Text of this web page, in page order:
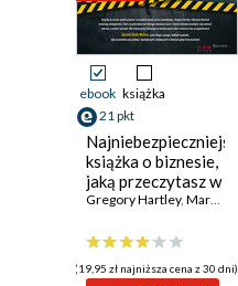
ebook książka
21 pkt
Najniebezpieczniejsza
książka o biznesie,
jaką przeczytasz w
swoim życiu
Gregory Hartley, Maryann Karinch
(19,95 zł najniższa cena z 30 dni)